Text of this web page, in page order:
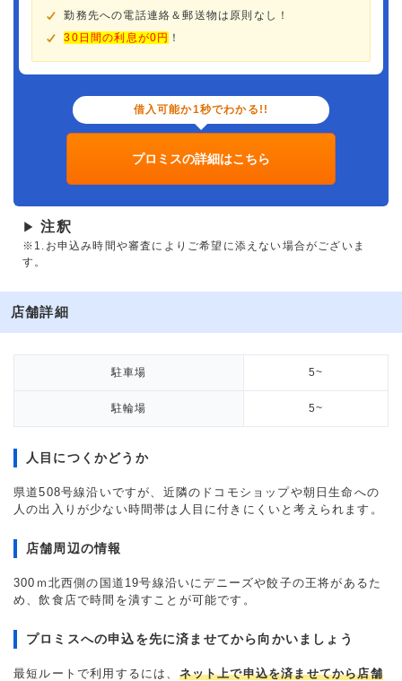
勤務先への電話連絡＆郵送物は原則なし！
30日間の利息が0円 ！
借入可能か1秒でわかる!!
プロミスの詳細はこちら
▶ 注釈
※1.お申込み時間や審査によりご希望に添えない場合がございま
す。
店舗詳細
駐車場 5~
駐輪場 5~
人目につくかどうか
県道508号線沿いですが、近隣のドコモショップや朝日生命への
人の出入りが少ない時間帯は人目に付きにくいと考えられます。
店舗周辺の情報
300ｍ北西側の国道19号線沿いにデニーズや餃子の王将があるた
め、飲食店で時間を潰すことが可能です。
プロミスへの申込を先に済ませてから向かいましょう
最短ルートで利用するには、 ネット上で申込を済ませてから店舗